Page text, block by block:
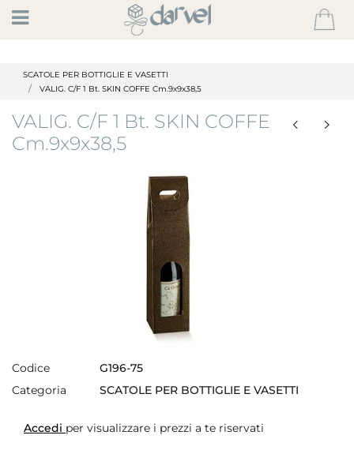
Open
SCATOLE PER BOTTIGLIE E VASETTI
VALIG. C/F 1 Bt. SKIN COFFE Cm.9x9x38,5
VALIG. C/F 1 Bt. SKIN COFFE
Cm.9x9x38,5
Codice
G196-75
Categoria
SCATOLE PER BOTTIGLIE E VASETTI
Accedi per visualizzare i prezzi a te riservati